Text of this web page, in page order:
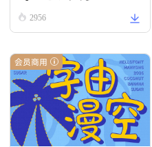
2956
会员商用